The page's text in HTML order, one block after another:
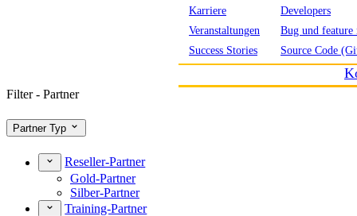
Karriere
Veranstaltungen
Success Stories
Developers
Bug und feature
Source Code
Filter - Partner
Partner Typ
Reseller-Partner
Gold-Partner
Silber-Partner
Training-Partner